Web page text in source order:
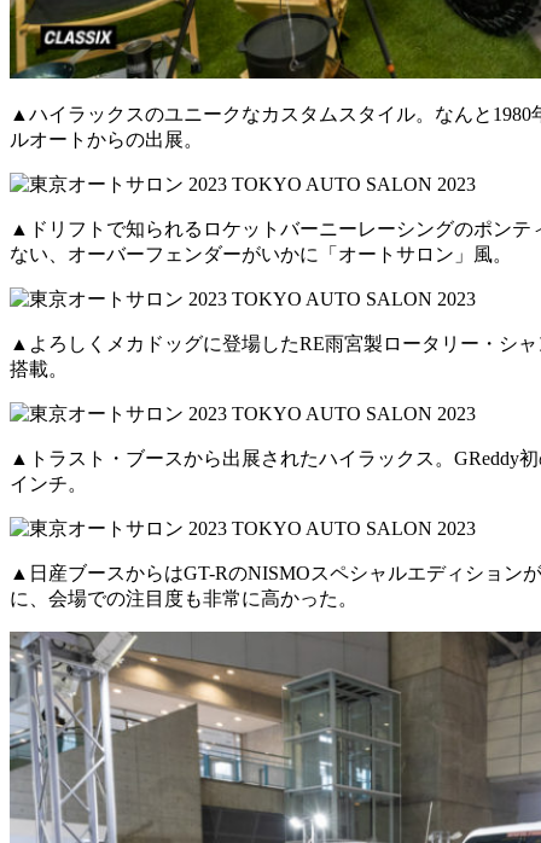
▲ハイラックスのユニークなカスタムスタイル。なんと
ルオートからの出展。
▲ドリフトで知られるロケットバーニーレーシングのポン
ない、オーバーフェンダーがいかに「オートサロン」風。
▲よろしくメカドッグに登場したRE雨宮製ロータリー・シ
搭載。
▲トラスト・ブースから出展されたハイラックス。GReddy
インチ。
▲日産ブースからはGT-RのNISMOスペシャルエディション
に、会場での注目度も非常に高かった。